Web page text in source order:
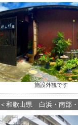
施設外観です
＜和歌山県 白浜・南部